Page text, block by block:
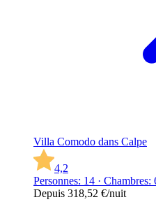
Villa Comodo dans Calpe
4,2
Personnes: 14 · Chambres:
Depuis 318,52 €/nuit